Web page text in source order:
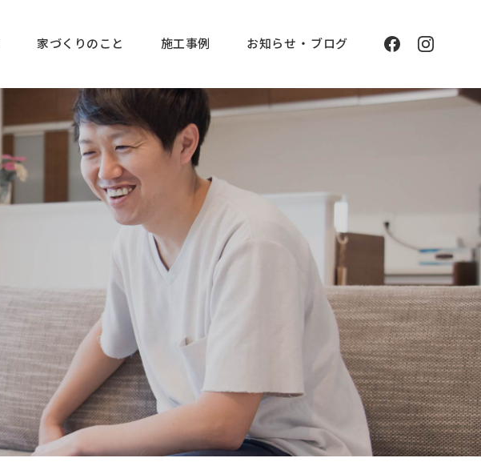
家づくりのこと 施工事例 お知らせ ・ ブログ